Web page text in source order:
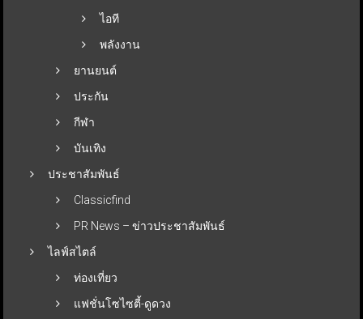
ไอที
พลังงาน
ยานยนต์
ประกัน
กีฬา
บันเทิง
ประชาสัมพันธ์
Classicfind
PR News – ข่าวประชาสัมพันธ์
ไลฟ์สไตล์
ท่องเที่ยว
แฟชั่นโซไซตี้-ดูดวง